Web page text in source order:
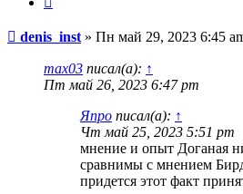
Сообщение
denis_inst » Пн май 29, 2023 6:45
max03 писал(а): ↑
Пт май 26, 2023 6:47 pm
Япро писал(а): ↑
Чт май 25, 2023 5:51 pm
мнение и опыт Доганая
сравнимы с мнением
придется этот факт